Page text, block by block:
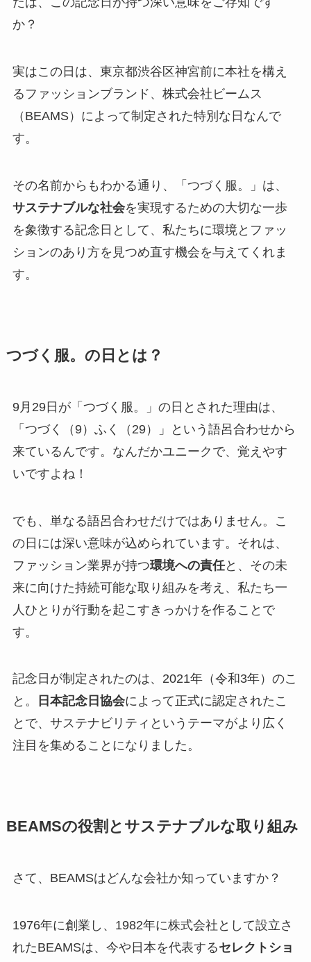
か？
実はこの日は、東京都渋谷区神宮前に本社を構え
るファッションブランド、株式会社ビームス
（BEAMS）によって制定された特別な日なんで
す。
その名前からもわかる通り、「つづく服。」は、
サステナブルな社会を実現するための大切な一歩
を象徴する記念日として、私たちに環境とファッ
ションのあり方を見つめ直す機会を与えてくれま
す。
つづく服。の日とは？
9月29日が「つづく服。」の日とされた理由は、
「つづく（9）ふく（29）」という語呂合わせから
来ているんです。なんだかユニークで、覚えやす
いですよね！
でも、単なる語呂合わせだけではありません。こ
の日には深い意味が込められています。それは、
ファッション業界が持つ環境への責任と、その未
来に向けた持続可能な取り組みを考え、私たち一
人ひとりが行動を起こすきっかけを作ることで
す。
記念日が制定されたのは、2021年（令和3年）のこ
と。
日本記念日協会によって正式に認定されたこ
とで、サステナビリティというテーマがより広く
注目を集めることになりました。
BEAMSの役割とサステナブルな取り組み
さて、BEAMSはどんな会社か知っていますか？
1976年に創業し、1982年に株式会社として設立さ
れたBEAMSは、今や日本を代表するセレクトショ